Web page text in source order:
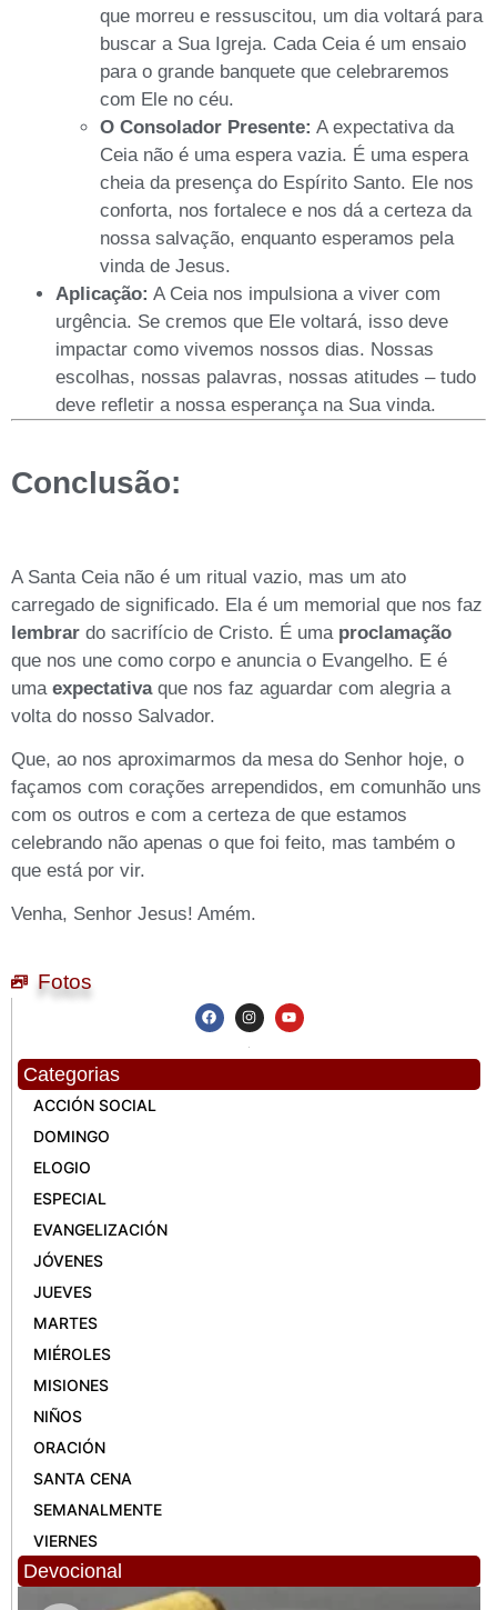
que morreu e ressuscitou, um dia voltará para
buscar a Sua Igreja. Cada Ceia é um ensaio
para o grande banquete que celebraremos
com Ele no céu.
O Consolador Presente: A expectativa da
Ceia não é uma espera vazia. É uma espera
cheia da presença do Espírito Santo. Ele nos
conforta, nos fortalece e nos dá a certeza da
nossa salvação, enquanto esperamos pela
vinda de Jesus.
Aplicação: A Ceia nos impulsiona a viver com
urgência. Se cremos que Ele voltará, isso deve
impactar como vivemos nossos dias. Nossas
escolhas, nossas palavras, nossas atitudes – tudo
deve refletir a nossa esperança na Sua vinda.
Conclusão:
A Santa Ceia não é um ritual vazio, mas um ato
carregado de significado. Ela é um memorial que nos faz
lembrar do sacrifício de Cristo. É uma proclamação
que nos une como corpo e anuncia o Evangelho. E é
uma expectativaque nos faz aguardar com alegria a
volta do nosso Salvador.
Que, ao nos aproximarmos da mesa do Senhor hoje, o
façamos com corações arrependidos, em comunhão uns
com os outros e com a certeza de que estamos
celebrando não apenas o que foi feito, mas também o
que está por vir.
Venha, Senhor Jesus! Amém.
Fotos
Categorias
ACCIÓN SOCIAL
DOMINGO
ELOGIO
ESPECIAL
EVANGELIZACIÓN
JÓVENES
JUEVES
MARTES
MIÉROLES
MISIONES
NIÑOS
ORACIÓN
SANTA CENA
SEMANALMENTE
VIERNES
Devocional